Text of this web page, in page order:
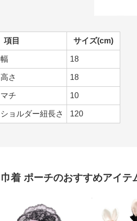
項目 サイズ(cm)
幅 18
高さ 18
マチ 10
ショルダー紐長さ 120
巾着 ポーチのおすすめアイテ